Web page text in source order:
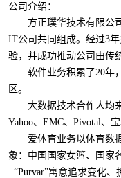
公司介绍：
方正璞华技术有限公
IT公司共同组成。经过3
验，并成功推动公司由传
软件业务积累了20年
区。
大数据技术合作人均
Yahoo、EMC、Pivotal 、
爱体育业务以体育数
象：中国国家女篮、国 家
“Purvar”寓意追求变化、